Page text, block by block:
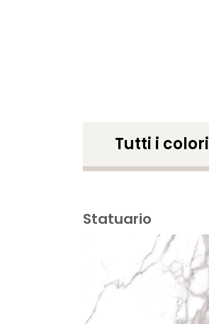
Tutti i colori
Statuario